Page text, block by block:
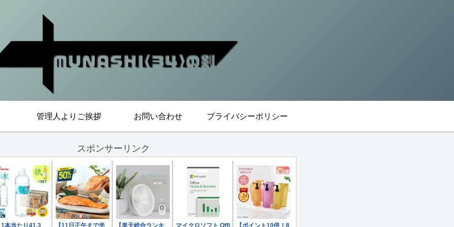
管理人よりご挨拶 お問い合わせ プライバシーポリシー
スポンサーリンク